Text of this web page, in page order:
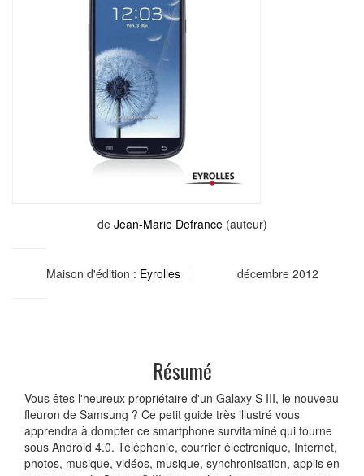
de Jean-Marie Defrance(auteur)
Maison d'édition : Eyrolles décembre 2012
Résumé
Vous êtes l'heureux propriétaire d'un Galaxy S III, le nouveau
fleuron de Samsung ? Ce petit guide très illustré vous
apprendra à dompter ce smartphone survitaminé qui tourne
sous Android 4.0. Téléphonie, courrier électronique, Internet,
photos, musique, vidéos, musique, synchronisation, applis en